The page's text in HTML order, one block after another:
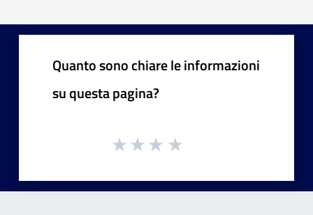
Quanto sono chiare le informazioni
su questa pagina?